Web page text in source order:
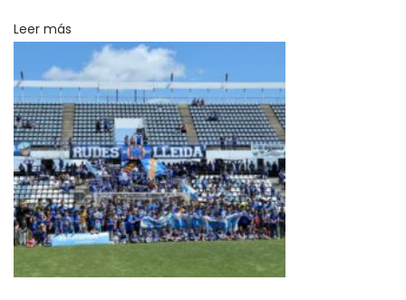
M
r
t
í
n
y
T
e
Leer más